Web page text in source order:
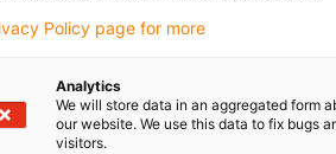
žehlicím stroji byl
použit jako odklápěcí válec
pásu v žehlicím
Policy page for more
Analytics
We will store data in an aggregated form
our website. We use this data to fix bugs
visitors.